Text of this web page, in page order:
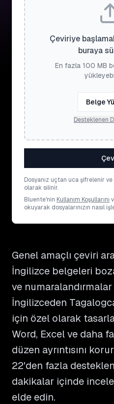
Çeviriye
buraya
En fazla 100 MB
Belge
Desteklenen
Dosyanız uçtan uca şifrelenir
olarak silinir.
Bluente'nin Kullanım Koşullarını
okuyarak dosyalarınızın nasıl
Genel amaçlı çeviri
İngilizce belgeleri
ve
İngilizceden
için özel olarak
Word, Excel ve daha
düzen ayrıntısını
22'den fazla
dakikalar içinde
elde edin.